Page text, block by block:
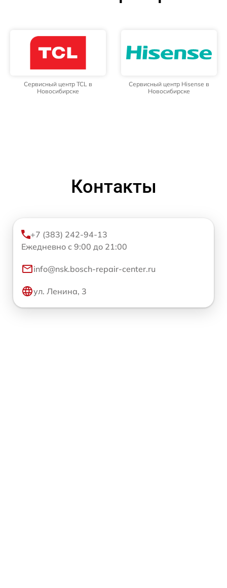
Сервисный центр TCL в
Новосибирске
Сервисный центр Hisense в
Новосибирске
Контакты
+7 (383) 242-94-13
Ежедневно с 9:00 до 21:00
info@nsk.bosch-repair-center.ru
ул. Ленина, 3